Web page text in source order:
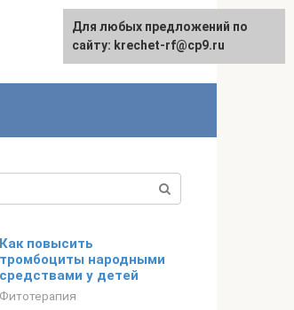
English
Как повысить
тромбоциты народными
средствами у детей
Фитотерапия
Для любых предложений по
сайту: krechet-rf@cp9.ru